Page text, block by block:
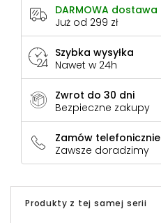
DARMOWA dostawa
Już od 299 zł
Szybka wysyłka
Nawet w 24h
Zwrot do 30 dni
Bezpieczne zakupy
Zamów telefonicznie
Zawsze doradzimy
Produkty z tej samej serii